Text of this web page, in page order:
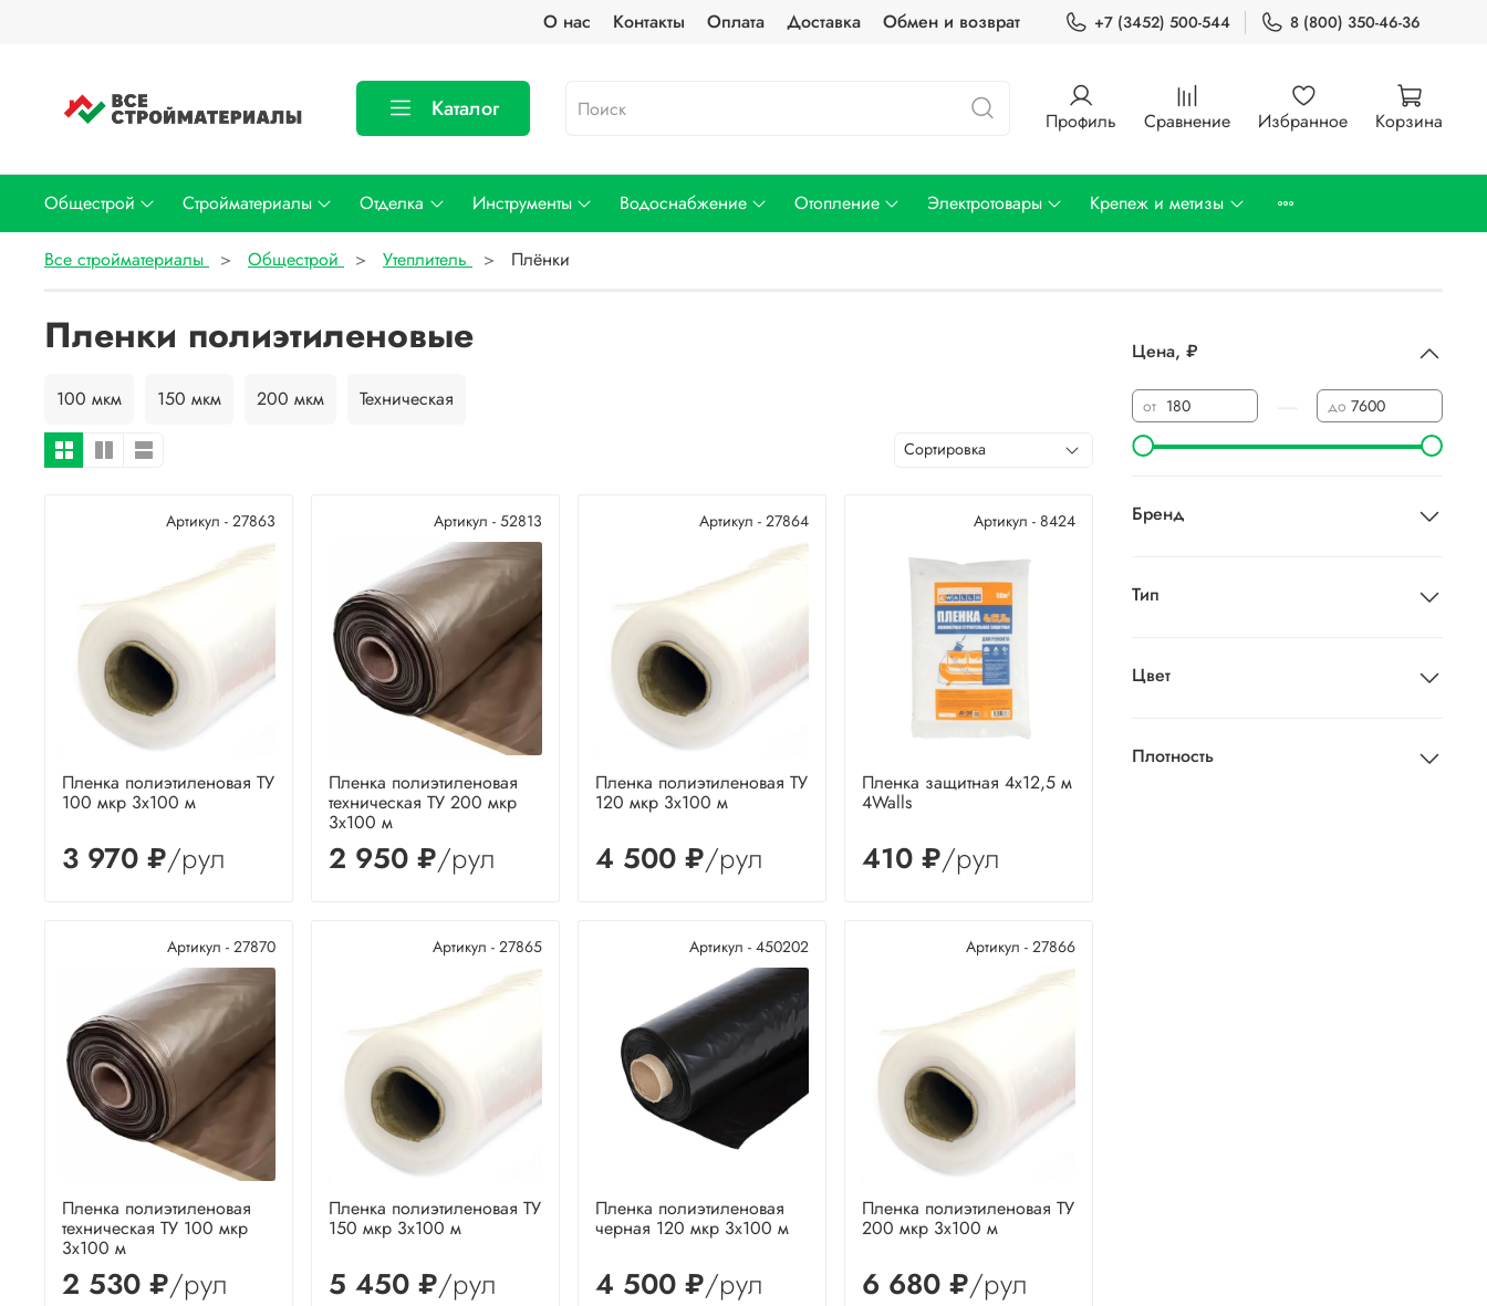
О нас Контакты Оплата Доставка Обмен и возврат +7 (3452) 500-544 8 (800) 350-46-36
Каталог Профиль Сравнение Избранное Корзина
Общестрой Стройматериалы Отделка Инструменты Водоснабжение Отопление Электротовары Крепеж и метизы
Все стройматериалы Общестрой Утеплитель Плёнки
Пленки полиэтиленовые
100 мкм 150 мкм 200 мкм Техническая
Артикул - 27863
Пленка полиэтиленовая ТУ
100 мкр 3х100 м
3 970 ₽/рул
Артикул - 52813
Пленка полиэтиленовая
техническая ТУ 200 мкр
3х100 м
2 950 ₽/рул
Артикул - 27864
Пленка полиэтиленовая ТУ
120 мкр 3х100 м
4 500 ₽/рул
Артикул - 8424
Пленка защитная 4х12,5 м
4Walls
410 ₽/рул
Артикул - 27870
Пленка полиэтиленовая
техническая ТУ 100 мкр
3х100 м
2 530 ₽/рул
Артикул - 27865
Пленка полиэтиленовая ТУ
150 мкр 3х100 м
5 450 ₽/рул
Артикул - 450202
Пленка полиэтиленовая
черная 120 мкр 3х100 м
4 500 ₽/рул
Артикул - 27866
Пленка полиэтиленовая ТУ
200 мкр 3х100 м
6 680 ₽/рул
Цена, ₽
от до
Бренд
Тип
Цвет
Плотность